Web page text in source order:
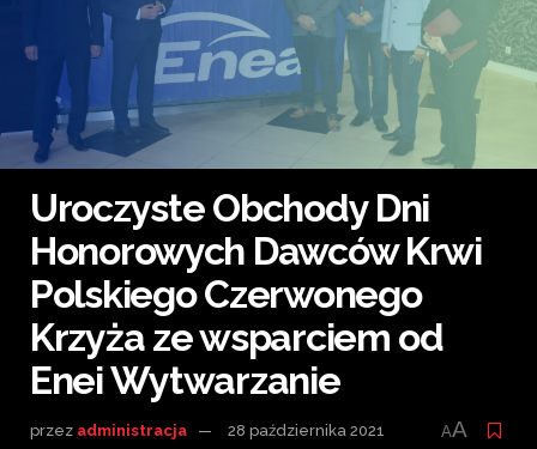
Uroczyste Obchody Dni
Honorowych Dawców Krwi
Polskiego Czerwonego
Krzyża ze wsparciem od
Enei Wytwarzanie
przez administracja 28 października 2021 AA